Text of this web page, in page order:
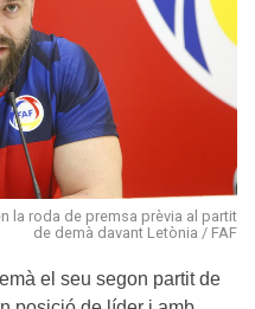
la roda de premsa prèvia al partit
de demà davant Letònia / FAF
el seu segon partit de